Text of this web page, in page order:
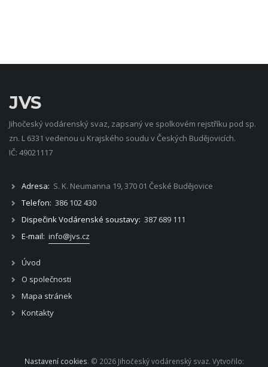
JVS
Jihočeský vodárenský svaz, zapsaný ve spolkovém rejstříku pod sp.
zn. L 6331 vedenou u Krajského soudu v Českých Budějovicích.
IČ: 49021117
Adresa: S. K. Neumanna 19, 370 01 České Budějovice
Telefon: 386 102 430
Dispečink Vodárenské soustavy: 387 689 111
E-mail: info@jvs.cz
Úvod
O společnosti
Mapa stránek
Kontakty
Nastavení cookies. © 2026 Jihočeský vodárenský svaz. Vytvořilo: